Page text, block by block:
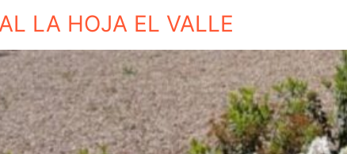
LA HOJA EL VALLE